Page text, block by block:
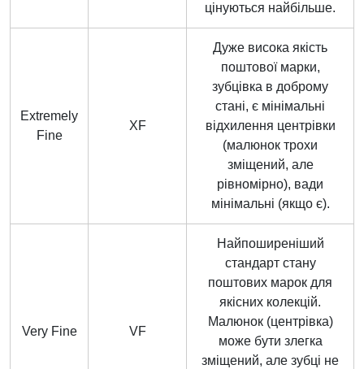
цінуються найбільше.
Extremely
Fine
XF
Дуже висока якість
поштової марки,
зубцівка в доброму
стані, є мінімальні
відхилення центрівки
(малюнок трохи
зміщений, але
рівномірно), вади
мінімальні (якщо є).
Very Fine VF
Найпоширеніший
стандарт стану
поштових марок для
якісних колекцій.
Малюнок (центрівка)
може бути злегка
зміщений, але зубці не